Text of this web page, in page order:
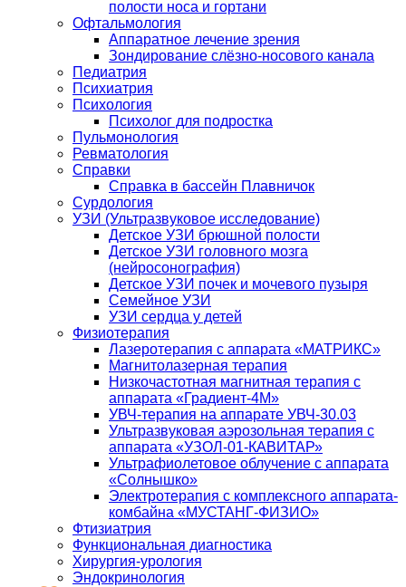
полости носа и гортани
Офтальмология
Аппаратное лечение зрения
Зондирование слёзно-носового канала
Педиатрия
Психиатрия
Психология
Психолог для подростка
Пульмонология
Ревматология
Справки
Справка в бассейн Плавничок
Сурдология
УЗИ (Ультразвуковое исследование)
Детское УЗИ брюшной полости
Детское УЗИ головного мозга
(нейросонография)
Детское УЗИ почек и мочевого пузыря
Семейное УЗИ
УЗИ сердца у детей
Физиотерапия
Лазеротерапия с аппарата «МАТРИКС»
Магнитолазерная терапия
Низкочастотная магнитная терапия с
аппарата «Градиент-4М»
УВЧ-терапия на аппарате УВЧ-30.03
Ультразвуковая аэрозольная терапия с
аппарата «УЗОЛ-01-КАВИТАР»
Ультрафиолетовое облучение с аппарата
«Солнышко»
Электротерапия с комплексного аппарата-
комбайна «МУСТАНГ-ФИЗИО»
Фтизиатрия
Функциональная диагностика
Хирургия-урология
Эндокринология